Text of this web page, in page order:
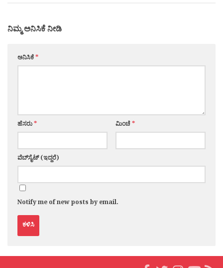
ನಿಮ್ಮ ಅನಿಸಿಕೆ ನೀಡಿ
ಅನಿಸಿಕೆ*
ಹೆಸರು* ಮಿಂಚೆ*
ವೆಬ್‌ಸೈಟ್ (ಇದ್ದರೆ)
Notify me of new posts by email.